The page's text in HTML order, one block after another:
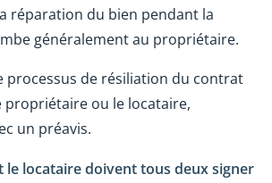
réparation du bien pendant la
généralement au propriétaire.
de résiliation du contrat
propriétaire ou le locataire,
un préavis.
le locataire doivent tous deux signer